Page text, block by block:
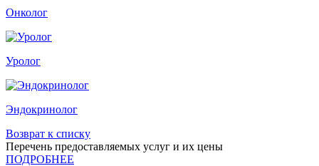
Онколог
Уролог
Эндокринолог
Возврат к списку
Перечень предоставляемых услуг и их цены
ПОДРОБНЕЕ